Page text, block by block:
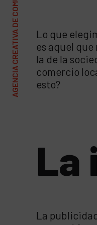
Lo que
es aquel
la de la
comercio
esto?
La
La